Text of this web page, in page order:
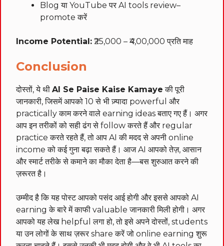
Blog या YouTube पर AI tools review–
promote करें
Income Potential: ₹25,000 – ₹4,00,000 प्रति माह
Conclusion
दोस्तों, ये थी AI Se Paise Kaise Kamaye की पूरी
जानकारी, जिसमें आपको 10 से भी ज़्यादा powerful और
practically काम करने वाले earning ideas बताए गए हैं। अगर
आप इन तरीकों को सही ढंग से follow करते हैं और regular
practice करते रहते हैं, तो आप AI की मदद से अपनी online
income को कई गुना बढ़ा सकते हैं। आज AI आपको तेज़, आसान
और स्मार्ट तरीके से कमाने का मौका देता है—बस शुरुआत करने की
ज़रूरत है।
उम्मीद है कि यह पोस्ट आपको पसंद आई होगी और इससे आपको AI
earning के बारे में काफी valuable जानकारी मिली होगी। अगर
आपको यह लेख helpful लगा हो, तो इसे अपने दोस्तों, students
या उन लोगों के साथ ज़रूर share करें जो online earning शुरू